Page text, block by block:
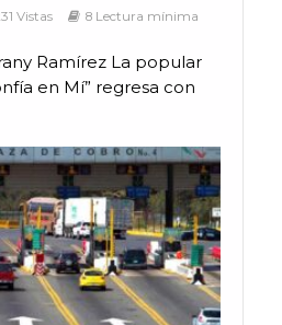
Vistas 8 Lectura mínima
Ramírez La popular
en Mí” regresa con